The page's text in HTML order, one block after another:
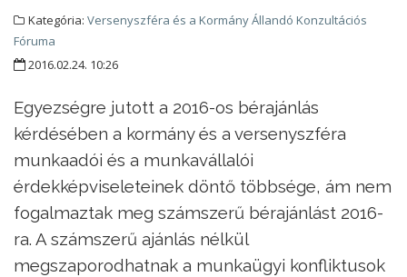
Kategória: Versenyszféra és a Kormány Állandó Konzultációs
Fóruma
2016.02.24. 10:26
Egyezségre jutott a 2016-os bérajánlás
kérdésében a kormány és a versenyszféra
munkaadói és a munkavállalói
érdekképviseleteinek döntő többsége, ám nem
fogalmaztak meg számszerű bérajánlást 2016-
ra. A számszerű ajánlás nélkül
megszaporodhatnak a munkaügyi konfliktusok